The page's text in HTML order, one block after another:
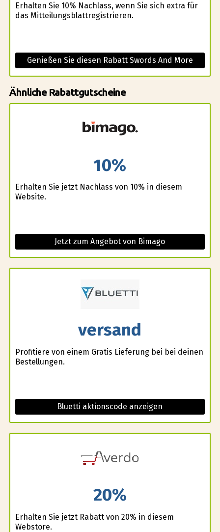
Erhalten Sie 10% Nachlass, wenn Sie sich extra für
das Mitteilungsblattregistrieren.
Genießen Sie diesen Rabatt Swords And More
Ähnliche Rabattgutscheine
10%
Erhalten Sie jetzt Nachlass von 10% in diesem
Website.
Jetzt zum Angebot von Bimago
versand
Profitiere von einem Gratis Lieferung bei bei deinen
Bestellungen.
Bluetti aktionscode anzeigen
20%
Erhalten Sie jetzt Rabatt von 20% in diesem
Webstore.